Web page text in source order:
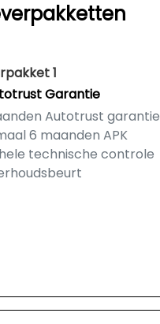
1
Garantie
Autotrust garantie
6 maanden APK
technische controle